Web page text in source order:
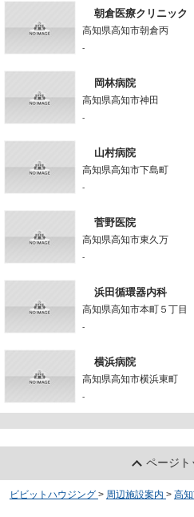
朝倉医療クリニック
高知県高知市朝倉丙
-
岡林病院
高知県高知市神田
-
山村病院
高知県高知市下島町
-
菅野医院
高知県高知市東久万
-
浜田循環器内科
高知県高知市本町５丁目
-
横浜病院
高知県高知市横浜東町
-
ページト
ビビットハウジング > 周辺施設案内 > 高